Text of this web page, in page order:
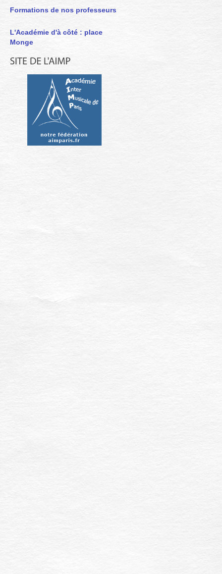
Formations de nos professeurs
L'Académie d'à côté : place
Monge